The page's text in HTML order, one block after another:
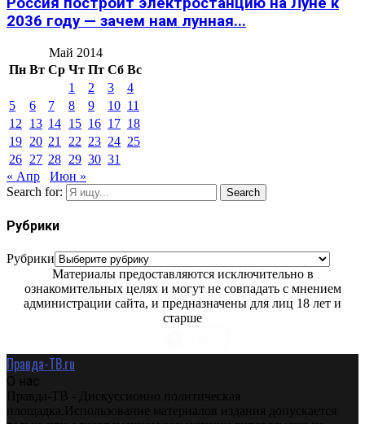
2036 году — зачем нам лунная...
Май 2014
Пн Вт Ср Чт Пт Сб Вс
1
2 3
4
5
6 7 8 9 10 11
12
13 14 15 16 17 18
19 20 21 22 23 24 25
26 27 28 29 30 31
« Апр
Июн »
Search for:
Search
Рубрики
Рубрики
Материалы предоставляются исключительно в
ознакомительных целях и могут не совпадать с мнением
администрации сайта, и предназначены для лиц 18 лет и
старше
Правда-ТВ.ru
О нас
Правда-ТВ - Дискуссионно политическая
площадка.Использование материалов издания допускается